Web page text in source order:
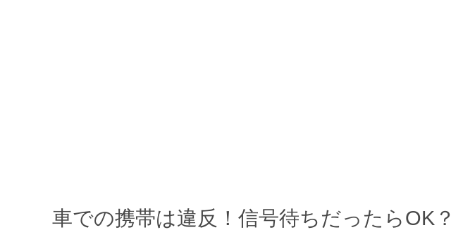
車での携帯は違反！信号待ちだったらOK？